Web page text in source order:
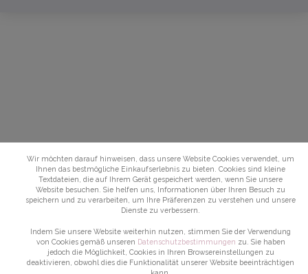
Wir möchten darauf hinweisen, dass unsere Website Cookies verwendet, um
Ihnen das bestmögliche Einkaufserlebnis zu bieten. Cookies sind kleine
Textdateien, die auf Ihrem Gerät gespeichert werden, wenn Sie unsere
Website besuchen. Sie helfen uns, Informationen über Ihren Besuch zu
speichern und zu verarbeiten, um Ihre Präferenzen zu verstehen und unsere
Dienste zu verbessern.
Indem Sie unsere Website weiterhin nutzen, stimmen Sie der Verwendung
von Cookies gemäß unseren Datenschutzbestimmungen zu. Sie haben
jedoch die Möglichkeit, Cookies in Ihren Browsereinstellungen zu
deaktivieren, obwohl dies die Funktionalität unserer Website beeinträchtigen